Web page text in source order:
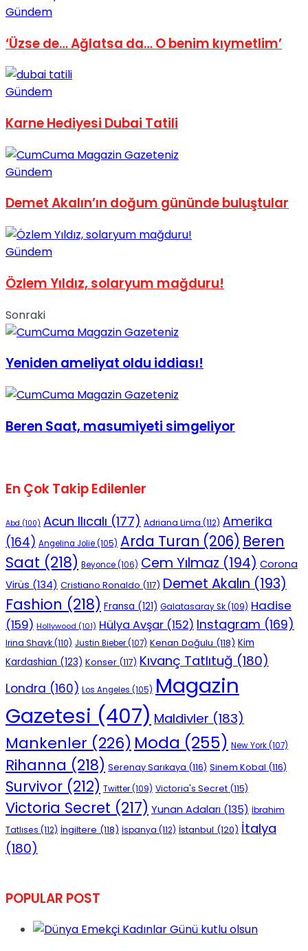
No Result
View All Result
Gündem
‘Üzse de… Ağlatsa da… O benim kıymetlim’
Gündem
Karne Hediyesi Dubai Tatili
Gündem
Demet Akalın’ın doğum gününde buluştular
Gündem
Özlem Yıldız, solaryum mağduru!
Sonraki
Yeniden ameliyat oldu iddiası!
Beren Saat, masumiyeti simgeliyor
En Çok Takip Edilenler
Abd (100) Acun Ilıcalı (177) Adriana Lima (112) Amerika
(164) Angelina Jolie(105) Arda Turan (206) Beren
Saat (218) Beyonce(106) Cem Yılmaz (194) Corona
Virüs (134) Cristiano Ronaldo (117) Demet Akalın (193)
Fashion (218) Fransa (121) Galatasaray Sk(109) Hadise
(159) Hollywood (101) Hülya Avşar (152) Instagram (169)
Irina Shayk(110) Justin Bieber(107) Kenan Doğulu (118) Kim
Kardashian (123) Konser (117) Kıvanç Tatlıtuğ (180)
Londra (160) Los Angeles (105) Magazin
Gazetesi (407) Maldivler (183)
Mankenler (226) Moda (255) New York(107)
Rihanna (218) Serenay Sarıkaya (116) Sinem Kobal (116)
Survivor (212) Twitter(109) Victoria's Secret (115)
Victoria Secret (217) Yunan Adaları (135) İbrahim
Tatlıses (112) İngiltere (118) İspanya (112) İstanbul (120) İtalya
(180)
POPULAR POST